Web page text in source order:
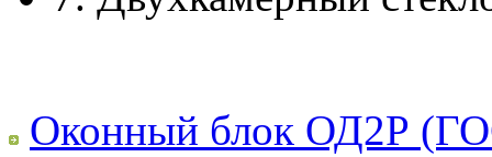
Оконный блок ОД2Р